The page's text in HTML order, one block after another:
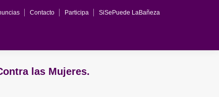
Contacto Participa SiSePuede LaBañeza
las Mujeres.
Denuncias Contacto Participa
SiSePuede LaBañeza